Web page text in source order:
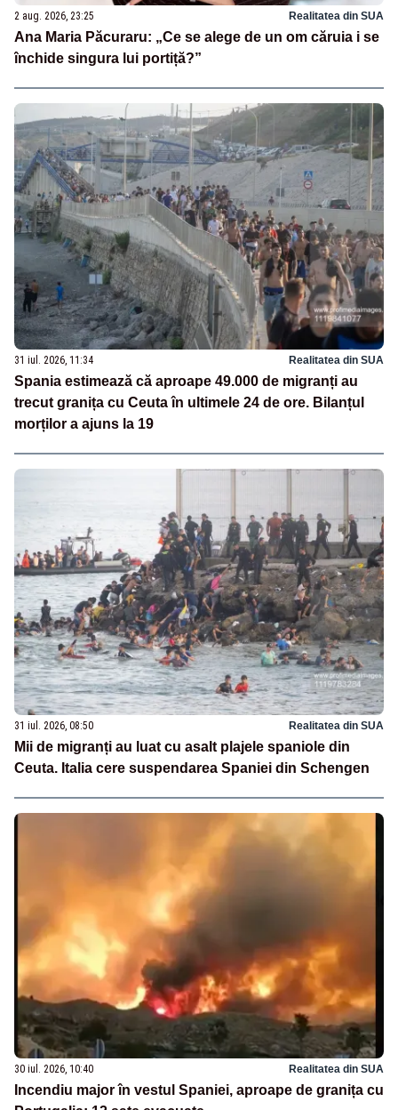
2 aug. 2026, 23:25 Realitatea din SUA
Ana Maria Păcuraru: „Ce se alege de un om căruia i se
închide singura lui portiță?”
31 iul. 2026, 11:34 Realitatea din SUA
Spania estimează că aproape 49.000 de migranți au
trecut granița cu Ceuta în ultimele 24 de ore. Bilanțul
morților a ajuns la 19
31 iul. 2026, 08:50 Realitatea din SUA
Mii de migranți au luat cu asalt plajele spaniole din
Ceuta. Italia cere suspendarea Spaniei din Schengen
30 iul. 2026, 10:40 Realitatea din SUA
Incendiu major în vestul Spaniei, aproape de granița cu